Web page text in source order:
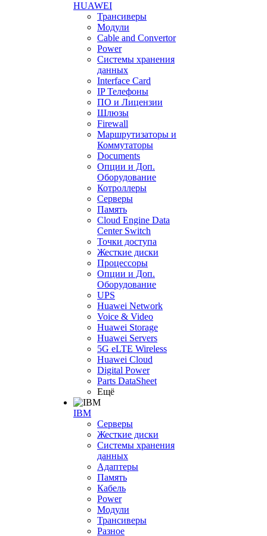
HUAWEI
Трансиверы
Модули
Cable and Convertor
Power
Системы хранения
данных
Interface Card
IP Телефоны
ПО и Лицензии
Шлюзы
Firewall
Маршрутизаторы и
Коммутаторы
Documents
Опции и Доп.
Оборудование
Котроллеры
Серверы
Память
Cloud Engine Data
Center Switch
Точки доступа
Жесткие диски
Процессоры
Опции и Доп.
Оборудование
UPS
Huawei Network
Voice & Video
Huawei Storage
Huawei Servers
5G eLTE Wireless
Huawei Cloud
Digital Power
Parts DataSheet
Ещё
IBM
Серверы
Жесткие диски
Системы хранения
данных
Адаптеры
Память
Кабель
Power
Модули
Трансиверы
Разное